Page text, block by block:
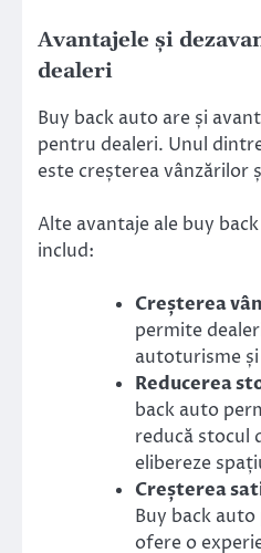
Avantajele și
dealeri
Buy back auto are și
pentru dealeri. Unul
este creșterea vânzărilor
Alte avantaje ale buy
includ:
Creșterea
permite
autoturisme și
Reducerea
back auto
reducă stocul
elibereze
Creșterea
Buy back
ofere o